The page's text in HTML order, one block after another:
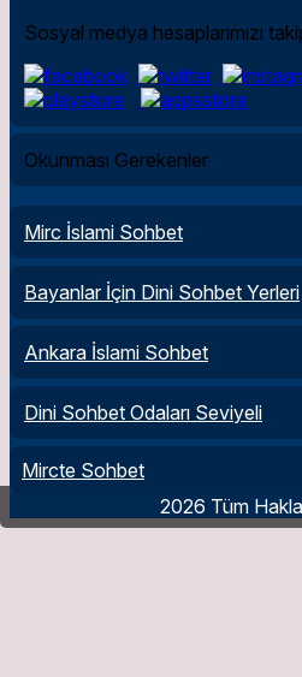
Bireysel Emeklilik Sistemi (BES)
Sosyal medya hesaplarımızı
Okunması Gerekenler
Mirc İslami Sohbet
Bayanlar İçin Dini Sohbet Yerleri
Ankara İslami Sohbet
Dini Sohbet Odaları Seviyeli
Mircte Sohbet
2026 Tüm